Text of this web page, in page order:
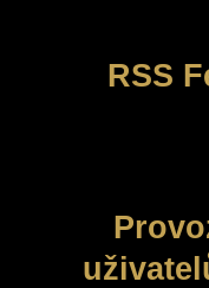
RSS